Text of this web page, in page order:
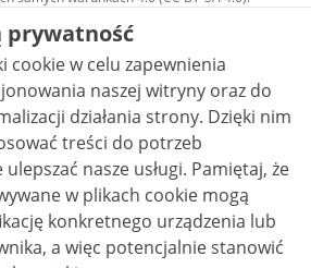
audiowizualne, w tym zdjęcia, materiały
wideo, są udostępniane na licencji typu
Commons: uznanie autorstwa użycie
- bez utworów zależnych 4.0 (CC BY-
4.0), o ile nie jest to stwierdzone inaczej.
prywatność
cookie w celu zapewnienia
naszej witryny oraz do
działania strony. Dzięki nim
treści do potrzeb
nasze usługi. Pamiętaj, że
w plikach cookie mogą
konkretnego urządzenia lub
a więc potencjalnie stanowić